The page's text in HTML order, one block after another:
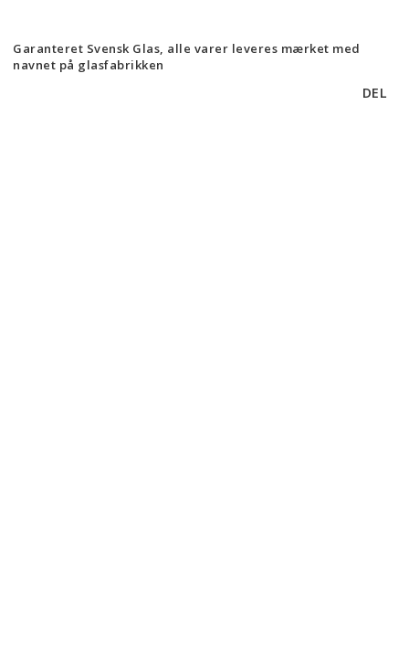
Garanteret Svensk Glas, alle varer leveres mærket med
navnet på glasfabrikken
DEL